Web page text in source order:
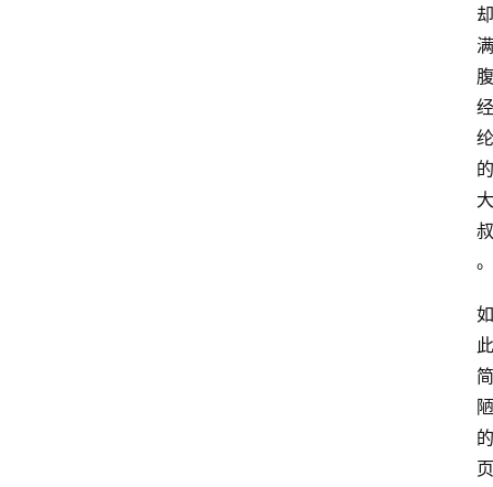
却
满
腹
经
纶
的
大
叔
。
如
此
简
陋
的
页